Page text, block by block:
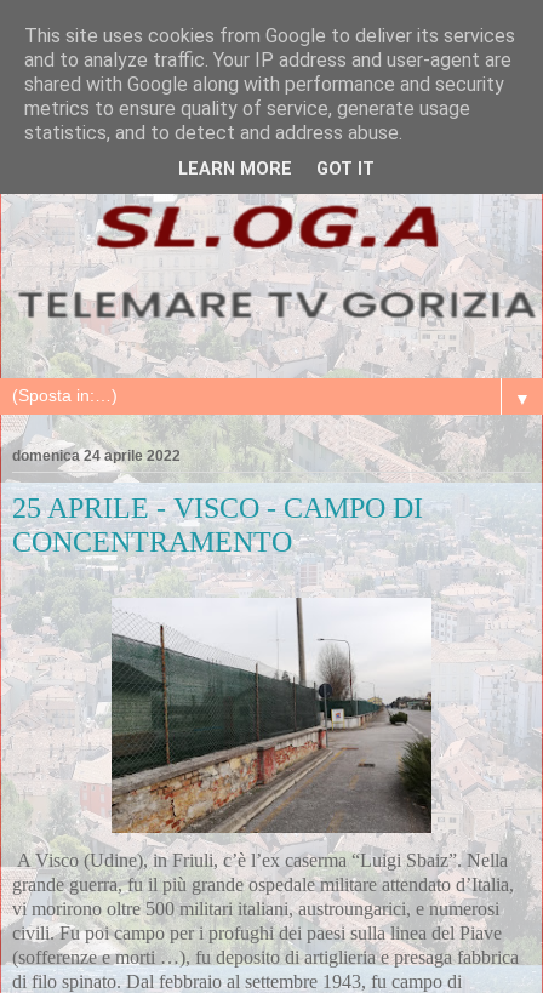
▼
domenica 24 aprile 2022
25 APRILE - VISCO - CAMPO DI
CONCENTRAMENTO
A Visco (Udine), in Friuli, c’è l’ex caserma “Luigi Sbaiz”. Nella
grande guerra, fu il più grande ospedale militare attendato d’Italia,
vi morirono oltre 500 militari italiani, austroungarici, e numerosi
civili. Fu poi campo per i profughi dei paesi sulla linea del Piave
(sofferenze e morti …), fu deposito di artiglieria e presaga fabbrica
di filo spinato. Dal febbraio al settembre 1943, fu campo di
This site uses cookies from Google to deliver its services
and to analyze traffic. Your IP address and user-agent are
shared with Google along with performance and security
metrics to ensure quality of service, generate usage
statistics, and to detect and address abuse.
LEARN MORE GOT IT